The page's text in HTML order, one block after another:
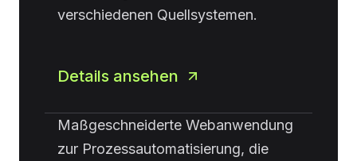
verschiedenen Quellsystemen.
Details ansehen
Maßgeschneiderte Webanwendung
zur Prozessautomatisierung, die